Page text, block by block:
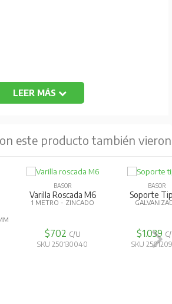
LEER MÁS
este producto también vieron
BASOR
Varilla Roscada M6
1 METRO - ZINCADO
$702 C/U
SKU 250130040
BASOR
Soporte
$1.039
SKU